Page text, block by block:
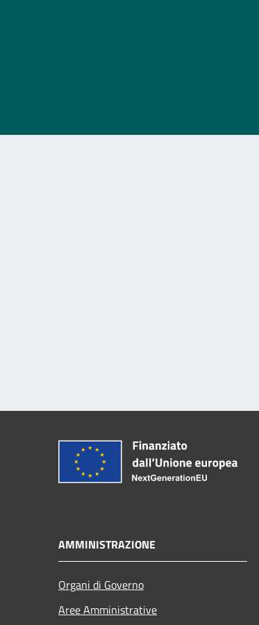
AMMINISTRAZIONE
Organi di Governo
Aree Amministrative